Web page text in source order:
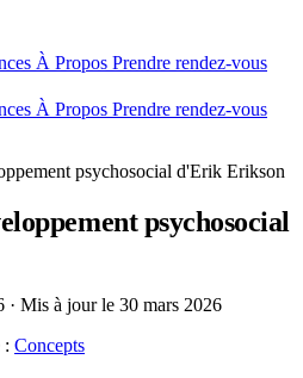
À Propos Prendre rendez-vous
À Propos Prendre rendez-vous
psychosocial d'Erik Erikson
psychosocial
· Mis à jour le 30 mars 2026
: Concepts